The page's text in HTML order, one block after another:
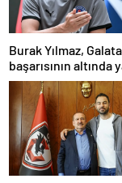
Burak Yılmaz,
başarısının altında
açıkladı